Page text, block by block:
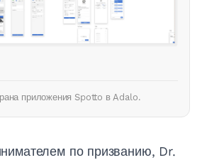
приложения Spotto в Adalo.
по призванию, Dr.